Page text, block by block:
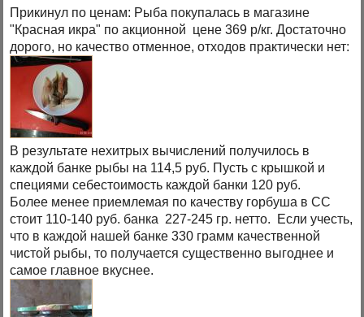
Прикинул по ценам: Рыба покупалась в магазине
"Красная икра" по акционной цене 369 р/кг. Достаточно
дорого, но качество отменное, отходов практически нет:
В результате нехитрых вычислений получилось в
каждой банке рыбы на 114,5 руб. Пусть с крышкой и
специями себестоимость каждой банки 120 руб.
Более менее приемлемая по качеству горбуша в СС
стоит 110-140 руб. банка 227-245 гр. нетто. Если учесть,
что в каждой нашей банке 330 грамм качественной
чистой рыбы, то получается существенно выгоднее и
самое главное вкуснее.